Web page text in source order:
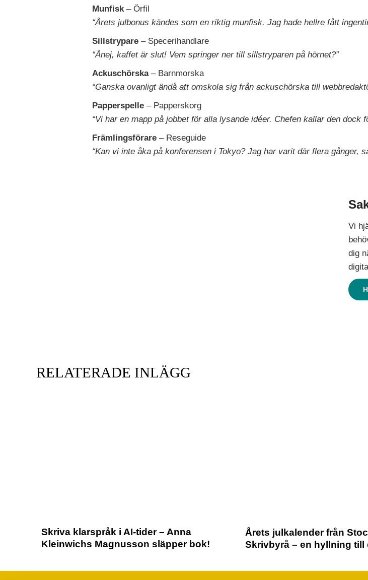
Munfisk– Örfil
“Årets julbonus kändes som en riktig munfisk. Jag hade hellre fått
Sillstrypare – Specerihandlare
“Ånej, kaffet är slut! Vem springer ner till sillstryparen på hörnet?”
Ackuschörska– Barnmorska
“Ganska ovanligt ändå att omskola sig från ackuschörska till
Papperspelle – Papperskorg
“Vi har en mapp på jobbet för alla lysande idéer. Chefen kallar den dock
Främlingsförare – Reseguide
“Kan vi inte åka på konferensen i Tokyo? Jag har varit där flera gånger,
Vi
dig
RELATERADE INLÄGG
Skriva klarspråk i AI-tider – Anna
Kleinwichs Magnusson släpper bok!
Årets julkalender från
Skrivbyrå – en hyllning till